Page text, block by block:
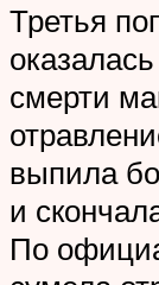
Третья
смерти
выпила
и
По